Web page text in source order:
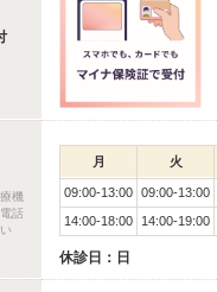
機
話
月 火
09:00-13:00 09:00-13:00
14:00-18:00
14:00-19:00
休診日：日